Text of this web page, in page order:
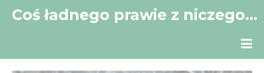
Coś ładnego prawie z niczego…